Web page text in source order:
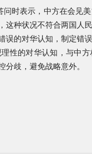
时表示，中方在会见
这种状况不符合两国人
的对华认知，制定错
性的对华认知，与中
歧，避免战略意外。